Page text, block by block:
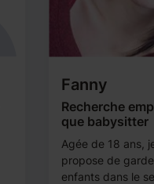
Fanny
Recherche
que babysitter
Agée de 18 ans,
propose de
enfants dans le